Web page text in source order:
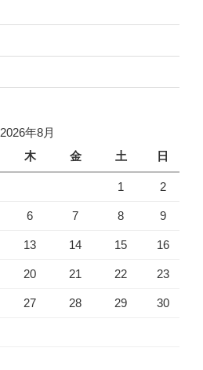
2026年8月
木 金 土 日
1 2
6 7 8 9
13 14 15 16
20 21 22 23
27 28 29 30